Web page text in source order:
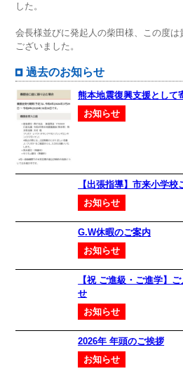
した。
会長様並びに発起人の柴田様、この度は
ございました。
過去のお知らせ
熊本地震復興支援として
お知らせ
【出張指導】市来小学校
お知らせ
G.W休暇のご案内
お知らせ
【祝 ご進級・ご進学】
せ
お知らせ
2026年 年頭のご挨拶
お知らせ